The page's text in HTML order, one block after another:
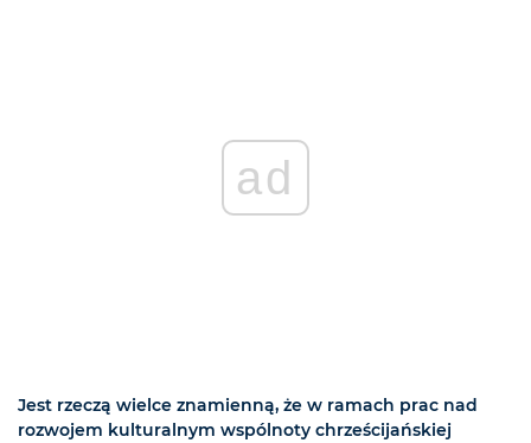
ad
Jest rzeczą wielce znamienną, że w ramach prac nad
rozwojem kulturalnym wspólnoty chrześcijańskiej